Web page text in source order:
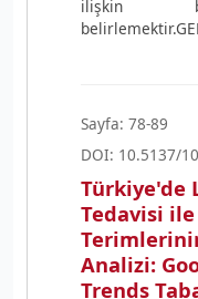
ilişkin
Sayfa: 78-89
DOI: 10.5137/
Türkiye'de
Tedavisi
Analizi:
Trends